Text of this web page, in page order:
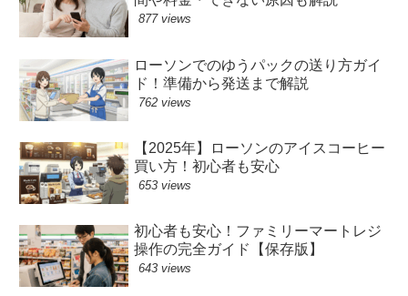
877 views
ローソンでのゆうパックの送り方ガイ
ド！準備から発送まで解説
762 views
【2025年】ローソンのアイスコーヒー
買い方！初心者も安心
653 views
初心者も安心！ファミリーマートレジ
操作の完全ガイド【保存版】
643 views